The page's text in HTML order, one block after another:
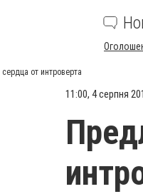
от интроверта
11:00, 4 серпня